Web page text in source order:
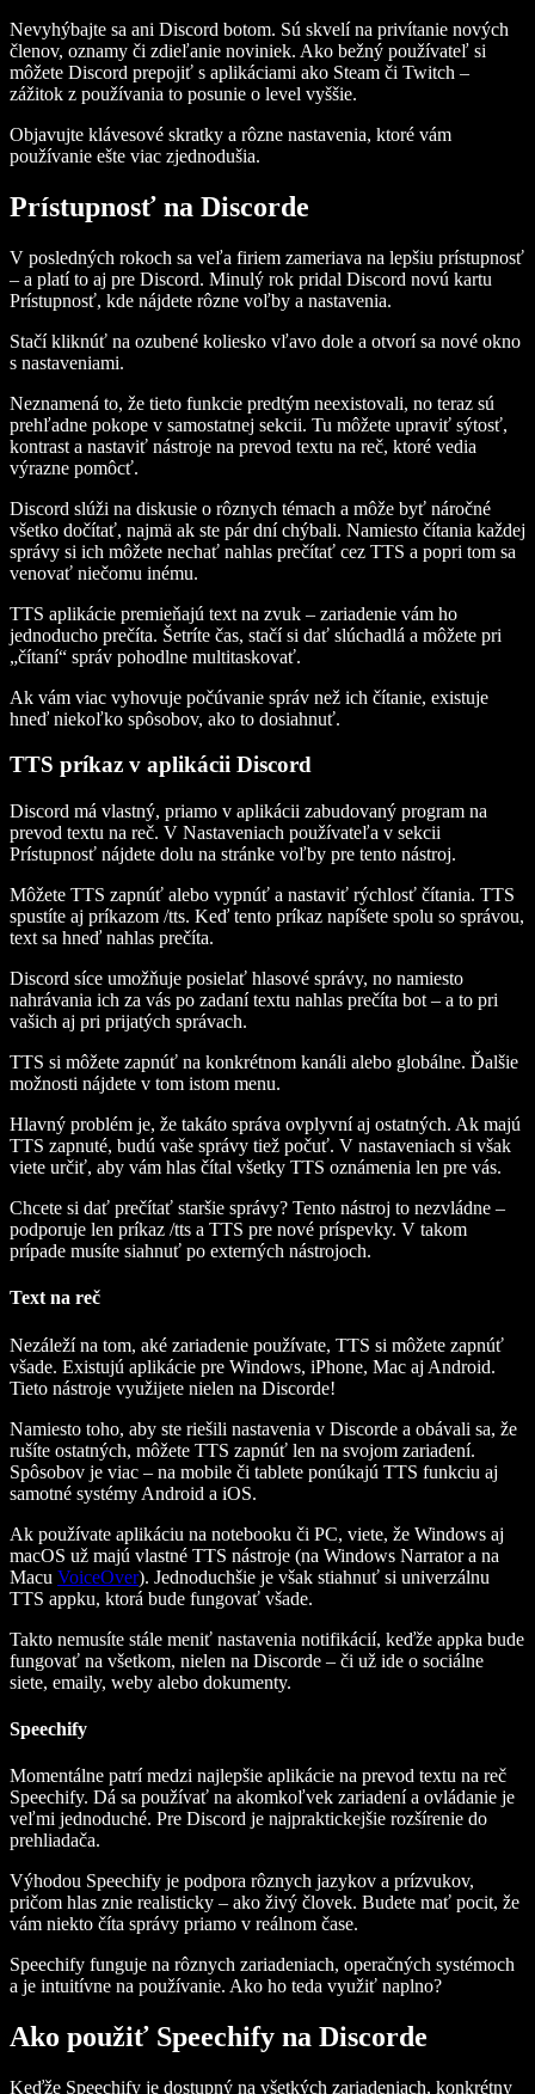
Nevyhýbajte sa ani Discord botom. Sú skvelí na privítanie nových
členov, oznamy či zdieľanie noviniek. Ako bežný používateľ si
môžete Discord prepojiť s aplikáciami ako Steam či Twitch –
zážitok z používania to posunie o level vyššie.
Objavujte klávesové skratky a rôzne nastavenia, ktoré vám
používanie ešte viac zjednodušia.
Prístupnosť na Discorde
V posledných rokoch sa veľa firiem zameriava na lepšiu prístupnosť
– a platí to aj pre Discord. Minulý rok pridal Discord novú kartu
Prístupnosť, kde nájdete rôzne voľby a nastavenia.
Stačí kliknúť na ozubené koliesko vľavo dole a otvorí sa nové okno
s nastaveniami.
Neznamená to, že tieto funkcie predtým neexistovali, no teraz sú
prehľadne pokope v samostatnej sekcii. Tu môžete upraviť sýtosť,
kontrast a nastaviť nástroje na prevod textu na reč, ktoré vedia
výrazne pomôcť.
Discord slúži na diskusie o rôznych témach a môže byť náročné
všetko dočítať, najmä ak ste pár dní chýbali. Namiesto čítania každej
správy si ich môžete nechať nahlas prečítať cez TTS a popri tom sa
venovať niečomu inému.
TTS aplikácie premieňajú text na zvuk – zariadenie vám ho
jednoducho prečíta. Šetríte čas, stačí si dať slúchadlá a môžete pri
„čítaní“ správ pohodlne multitaskovať.
Ak vám viac vyhovuje počúvanie správ než ich čítanie, existuje
hneď niekoľko spôsobov, ako to dosiahnuť.
TTS príkaz v aplikácii Discord
Discord má vlastný, priamo v aplikácii zabudovaný program na
prevod textu na reč. V Nastaveniach používateľa v sekcii
Prístupnosť nájdete dolu na stránke voľby pre tento nástroj.
Môžete TTS zapnúť alebo vypnúť a nastaviť rýchlosť čítania. TTS
spustíte aj príkazom /tts. Keď tento príkaz napíšete spolu so správou,
text sa hneď nahlas prečíta.
Discord síce umožňuje posielať hlasové správy, no namiesto
nahrávania ich za vás po zadaní textu nahlas prečíta bot – a to pri
vašich aj pri prijatých správach.
TTS si môžete zapnúť na konkrétnom kanáli alebo globálne. Ďalšie
možnosti nájdete v tom istom menu.
Hlavný problém je, že takáto správa ovplyvní aj ostatných. Ak majú
TTS zapnuté, budú vaše správy tiež počuť. V nastaveniach si však
viete určiť, aby vám hlas čítal všetky TTS oznámenia len pre vás.
Chcete si dať prečítať staršie správy? Tento nástroj to nezvládne –
podporuje len príkaz /tts a TTS pre nové príspevky. V takom
prípade musíte siahnuť po externých nástrojoch.
Text na reč
Nezáleží na tom, aké zariadenie používate, TTS si môžete zapnúť
všade. Existujú aplikácie pre Windows, iPhone, Mac aj Android.
Tieto nástroje využijete nielen na Discorde!
Namiesto toho, aby ste riešili nastavenia v Discorde a obávali sa, že
rušíte ostatných, môžete TTS zapnúť len na svojom zariadení.
Spôsobov je viac – na mobile či tablete ponúkajú TTS funkciu aj
samotné systémy Android a iOS.
Ak používate aplikáciu na notebooku či PC, viete, že Windows aj
macOS už majú vlastné TTS nástroje (na Windows Narrator a na
Macu VoiceOver). Jednoduchšie je však stiahnuť si univerzálnu
TTS appku, ktorá bude fungovať všade.
Takto nemusíte stále meniť nastavenia notifikácií, keďže appka bude
fungovať na všetkom, nielen na Discorde – či už ide o sociálne
siete, emaily, weby alebo dokumenty.
Speechify
Momentálne patrí medzi najlepšie aplikácie na prevod textu na reč
Speechify. Dá sa používať na akomkoľvek zariadení a ovládanie je
veľmi jednoduché. Pre Discord je najpraktickejšie rozšírenie do
prehliadača.
Výhodou Speechify je podpora rôznych jazykov a prízvukov,
pričom hlas znie realisticky – ako živý človek. Budete mať pocit, že
vám niekto číta správy priamo v reálnom čase.
Speechify funguje na rôznych zariadeniach, operačných systémoch
a je intuitívne na používanie. Ako ho teda využiť naplno?
Ako použiť Speechify na Discorde
Keďže Speechify je dostupný na všetkých zariadeniach, konkrétny